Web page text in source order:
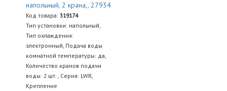
напольный, 2 крана,, 27934
Код товара: 319174
Тип установки: напольный,
Тип охлаждения:
электронный, Подача воды
комнатной температуры: да,
Количество кранов подачи
воды: 2 шт. , Серия: LWR,
Крепление